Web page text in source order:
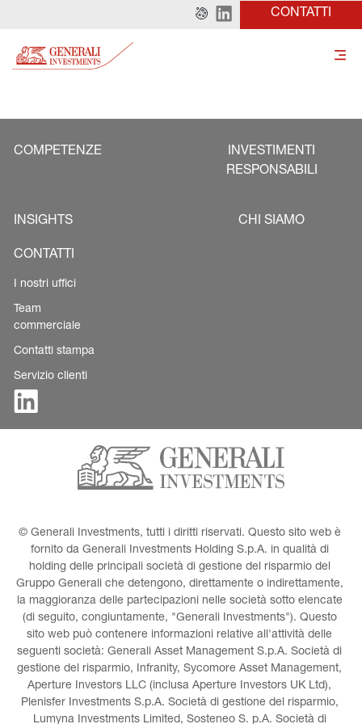
CONTATTI
COMPETENZE
INVESTIMENTI
RESPONSABILI
INSIGHTS CHI SIAMO
CONTATTI
I nostri uffici
Team
commerciale
Contatti stampa
Servizio clienti
© Generali Investments, tutti i diritti riservati. Questo sito web è
fornito da Generali Investments Holding S.p.A. in qualità di
holding delle principali società di gestione del risparmio del
Gruppo Generali che detengono, direttamente o indirettamente,
la maggioranza delle partecipazioni nelle società sotto elencate
(di seguito, congiuntamente, "Generali Investments"). Questo
sito web può contenere informazioni relative all'attività delle
seguenti società: Generali Asset Management S.p.A. Società di
gestione del risparmio, Infranity, Sycomore Asset Management,
Aperture Investors LLC (inclusa Aperture Investors UK Ltd),
Plenisfer Investments S.p.A. Società di gestione del risparmio,
Lumyna Investments Limited, Sosteneo S. p.A. Società di